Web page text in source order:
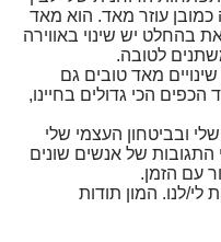
כמובן עוזר מאד. הוא מאד
בהחלט יש שינוי באווירה
לטובה.
מאד טובים גם
הכפים הכי גדולים בחיינו,
ובביטחון העצמי שלי
התגובות של אנשים שונים
עם הזמן.
לנו. המון תודות